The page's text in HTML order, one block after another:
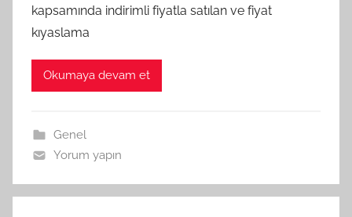
kapsamında indirimli fiyatla satılan ve fiyat
kıyaslama
Okumaya devam et
Genel
Yorum yapın